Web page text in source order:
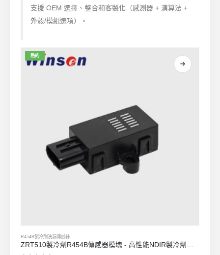
支援 OEM 選擇、整合和客製化（感測器 + 演算法 +
外殼/模組選項）。
熱的
R454B製冷劑洩漏傳感器
ZRT510製冷劑R454B傳感器模塊 - 高性能NDIR製冷劑傳感器